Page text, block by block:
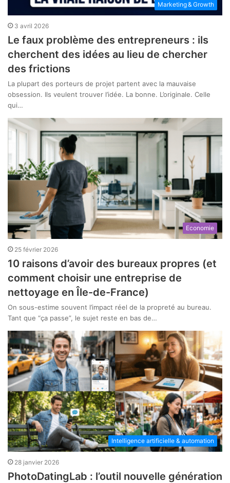
Marketing & Growth
3 avril 2026
Le faux problème des entrepreneurs : ils
cherchent des idées au lieu de chercher
des frictions
La plupart des porteurs de projet partent avec la mauvaise
obsession. Ils veulent trouver l’idée. La bonne. L’originale. Celle
qui…
Economie
25 février 2026
10 raisons d’avoir des bureaux propres (et
comment choisir une entreprise de
nettoyage en Île-de-France)
On sous-estime souvent l’impact réel de la propreté au bureau.
Tant que “ça passe”, le sujet reste en bas de…
Intelligence artificielle & automation
28 janvier 2026
PhotoDatingLab : l’outil nouvelle génération